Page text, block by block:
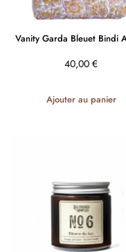
Vanity Garda Bleuet Bindi
40,00 €
Ajouter au panier